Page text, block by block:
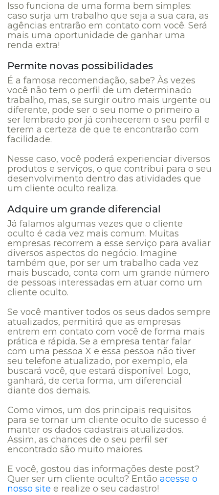
Isso funciona de uma forma bem simples:
caso surja um trabalho que seja a sua cara, as
agências entrarão em contato com você. Será
mais uma oportunidade de ganhar uma
renda extra!
Permite novas possibilidades
É a famosa recomendação, sabe? Às vezes
você não tem o perfil de um determinado
trabalho, mas, se surgir outro mais urgente ou
diferente, pode ser o seu nome o primeiro a
ser lembrado por já conhecerem o seu perfil e
terem a certeza de que te encontrarão com
facilidade.
Nesse caso, você poderá experienciar diversos
produtos e serviços, o que contribui para o seu
desenvolvimento dentro das atividades que
um cliente oculto realiza.
Adquire um grande diferencial
Já falamos algumas vezes que o cliente
oculto é cada vez mais comum. Muitas
empresas recorrem a esse serviço para avaliar
diversos aspectos do negócio. Imagine
também que, por ser um trabalho cada vez
mais buscado, conta com um grande número
de pessoas interessadas em atuar como um
cliente oculto.
Se você mantiver todos os seus dados sempre
atualizados, permitirá que as empresas
entrem em contato com você de forma mais
prática e rápida. Se a empresa tentar falar
com uma pessoa X e essa pessoa não tiver
seu telefone atualizado, por exemplo, ela
buscará você, que estará disponível. Logo,
ganhará, de certa forma, um diferencial
diante dos demais.
Como vimos, um dos principais requisitos
para se tornar um cliente oculto de sucesso é
manter os dados cadastrais atualizados.
Assim, as chances de o seu perfil ser
encontrado são muito maiores.
E você, gostou das informações deste post?
Quer ser um cliente oculto? Então acesse o
nosso site e realize o seu cadastro!